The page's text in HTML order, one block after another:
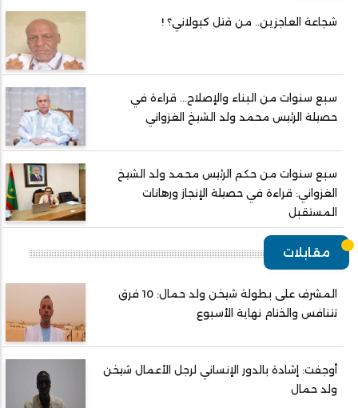
شجاعة العاجزين.. من قتل كبولاني؟ !
سبع سنوات من البناء والإصلاح... قراءة في
حصيلة الرئيس محمد ولد الشيخ الغزواني
سبع سنوات من حكم الرئيس محمد ولد الشيخ
الغزواني: قراءة في حصيلة الإنجاز ورهانات
المستقبل
مقابلات
المشرف على بطولة شيخن ولد حمال: 10 فرق
تتنافس والختام نهاية الأسبوع
أوجفت: إشادة بالدور الإنساني لرجل الأعمال شيخن
ولد حمال